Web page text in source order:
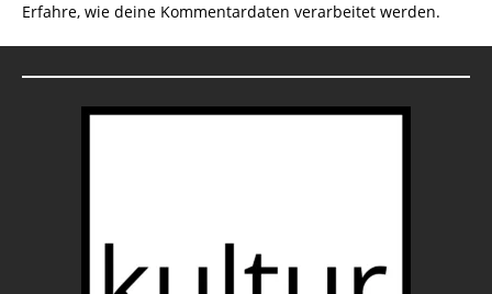
Erfahre, wie deine Kommentardaten verarbeitet werden.